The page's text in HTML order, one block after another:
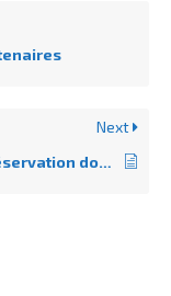
Next
Modifier les prix pour un produit de réservation dont les participants sont à la fois des adultes et des enfants.